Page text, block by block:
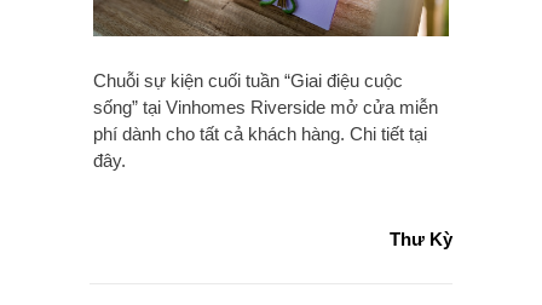
Chuỗi sự kiện cuối tuần “Giai điệu cuộc
sống” tại Vinhomes Riverside mở cửa miễn
phí dành cho tất cả khách hàng. Chi tiết tại
đây.
Thư Kỳ